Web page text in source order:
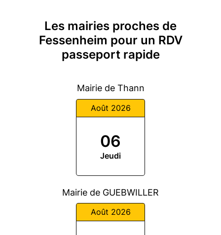
Les mairies proches de
Fessenheim pour un RDV
passeport rapide
Mairie de Thann
Août 2026
06
Jeudi
Mairie de GUEBWILLER
Août 2026